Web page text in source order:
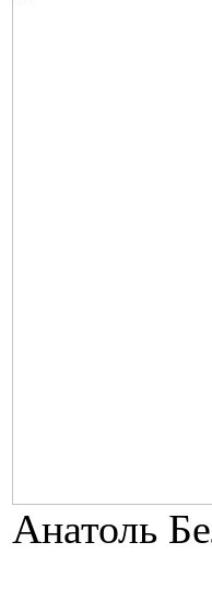
Анатоль